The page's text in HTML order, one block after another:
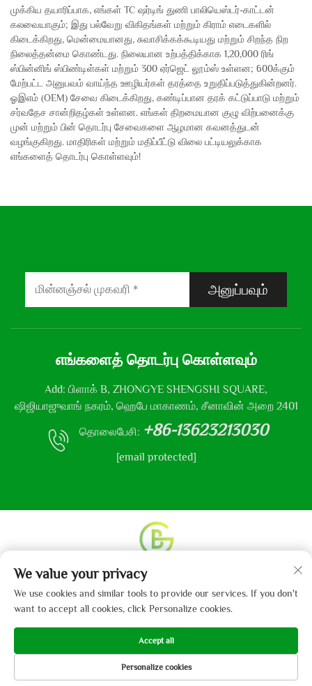
முக்கிய தயாரிப்பாக, எங்கள் TC ஷர்டிங் துணி பாலியெஸ்டர்-காட்டன்
கலவையாகும்; இது பல்வேறு விகிதங்கள் மற்றும் கிராம் எடைகளில்
கிடைக்கிறது, மென்மையானது, சுவாசிக்கக்கூடியது மற்றும் சிறந்த நிற
நிலைத்தன்மை கொண்டது. நிலையான உற்பத்திக்காக 1,20,000 ரிங்
ஸ்பின்னிங் ஸ்பிண்டிள்கள் மற்றும் 300 ஏர்ஜெட் லூம்ஸ் உள்ளன; 600க்கும்
மேற்பட்ட அனுபவம் வாய்ந்த ஊழியர்கள் தரத்தை உறுதிப்படுத்துகின்றனர்.
ஓஇஎம் (OEM) சேவை கிடைக்கிறது, கண்டிப்பான தரக் கட்டுப்பாடு மற்றும்
சர்வதேச சான்றிதழ்கள் உள்ளன. எங்கள் திறமையான குழு விற்பனைக்கு
முன் மற்றும் பின் தொடர்பு சேவைகளை ஆழமான கவனத்துடன்
வழங்குகிறது. மாதிரிகள் மற்றும் மதிப்பீட்டு விலை பட்டியலுக்காக
எங்களைத் தொடர்பு கொள்ளவும்!
அனுப்பவும்
எங்களைத் தொடர்பு கொள்ளவும்
Add: பிளாக் B, ZHONGYE SHENGSHI SQUARE,
ஷிஜியாஜுவாங் நகரம், ஹெபே மாகாணம், சீனாவின் அறை 2401
தொலைபேசி: +86-13623213030
[email protected]
உரிமை தொடர்பான அனைத்து உரிமைகளும் © 2013-2024
ஹெபே கைபோ துணி நிறுவனம், லிமிடெட் என்னும்
நிறுவனத்திற்கு உடையது.தனியுரிமைக் கொள்கை
முகப்பு பரிசுகள் மின்னஞ்சல் தொலைபேசி
We value your privacy
We use cookies and similar tools to provide our services. If you don't
want to accept all cookies, click Personalize cookies.
Personalize cookies
Accept all